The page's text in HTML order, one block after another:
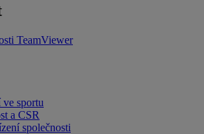
TeamViewer
ve sportu
a CSR
společnosti